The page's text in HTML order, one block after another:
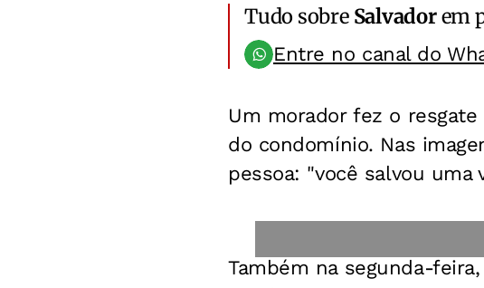
Tudo sobre Salvadorem
Entre no canal do
Um morador fez o
do condomínio. Nas
pessoa: "você salvou uma
Também na segunda-feira,